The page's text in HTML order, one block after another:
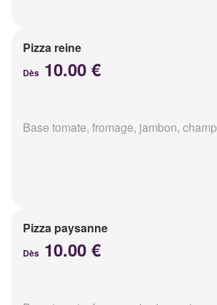
Pizza reine
Dès 10.00 €
Base tomate, fromage, jambon,
Pizza paysanne
Dès 10.00 €